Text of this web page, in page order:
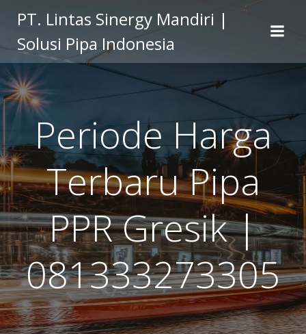
to
content
PT. Lintas Sinergy Mandiri |
Solusi Pipa Indonesia
Periode Harga
Terbaru Pipa
PPR Gresik |
081333273305